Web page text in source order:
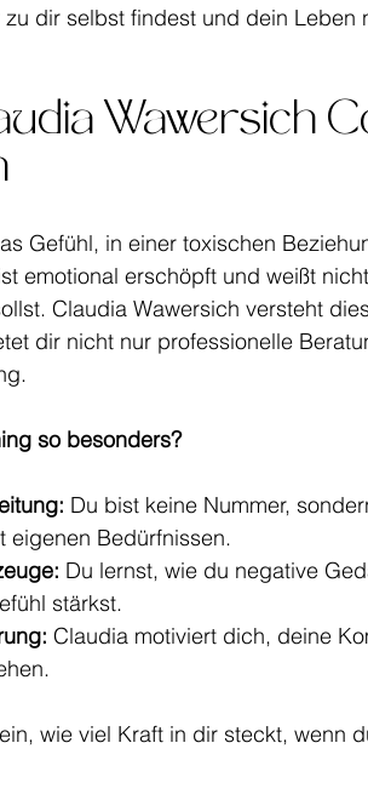
dir selbst findest und dein Leben
Wawersich
Gefühl, in einer toxischen
emotional erschöpft und weißt
Claudia Wawersich versteht
dir nicht nur professionelle
so besonders?
Du bist keine Nummer,
eigenen Bedürfnissen.
Du lernst, wie du negative
stärkst.
Claudia motiviert dich, deine
wie viel Kraft in dir steckt, wenn